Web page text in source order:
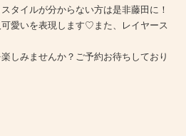
タイルが分からない方は是非藤田に！
愛いを表現します♡また、レイヤース
しみませんか？ご予約お待ちしており